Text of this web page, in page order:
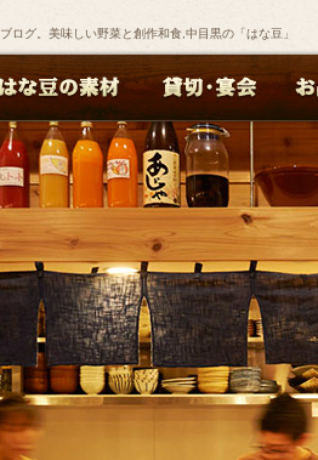
ブログ。美味しい野菜と創作和食,中目黒の「はな豆」